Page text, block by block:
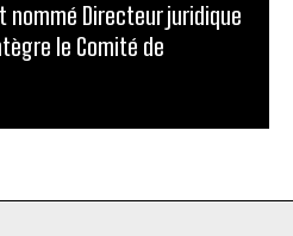
nommé Directeur juridique
le Comité de